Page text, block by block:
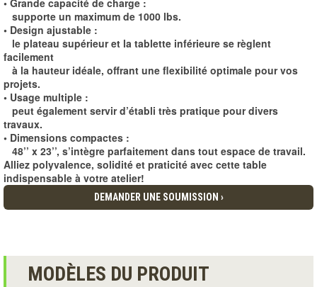
• Grande capacité de charge :
supporte un maximum de 1000 lbs.
• Design ajustable :
le plateau supérieur et la tablette inférieure se règlent
facilement
à la hauteur idéale, offrant une flexibilité optimale pour vos
projets.
• Usage multiple :
peut également servir d’établi très pratique pour divers
travaux.
• Dimensions compactes :
48’’ x 23’’, s’intègre parfaitement dans tout espace de travail.
Alliez polyvalence, solidité et praticité avec cette table
indispensable à votre atelier!
DEMANDER UNE SOUMISSION ›
MODÈLES DU PRODUIT